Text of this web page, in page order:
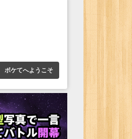
ボケてへようこそ